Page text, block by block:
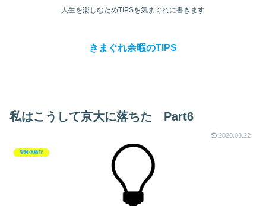
人生を楽しむためTIPSを気まぐれに書きます
きまぐれ余暇のTIPS
私はこうして京大に落ちた Part6
2020.03.22
受験体験記